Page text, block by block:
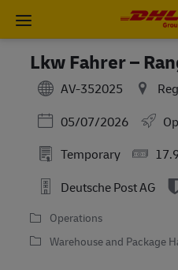
Skip to
Lkw Fahrer –
AV-352025
Posted Date
05/07/2026
Temporary
Deutsche Post AG
Operations
Warehouse and Package